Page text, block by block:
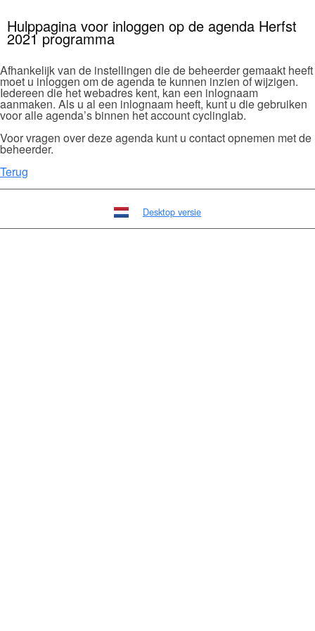
Hulppagina voor inloggen op de agenda Herfst
2021 programma
Afhankelijk van de instellingen die de beheerder gemaakt heeft
moet u inloggen om de agenda te kunnen inzien of wijzigen.
Iedereen die het webadres kent, kan een inlognaam
aanmaken. Als u al een inlognaam heeft, kunt u die gebruiken
voor alle agenda’s binnen het account cyclinglab.
Voor vragen over deze agenda kunt u contact opnemen met de
beheerder.
Terug
Desktop versie